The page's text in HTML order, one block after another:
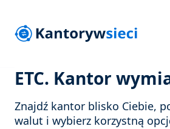
ETC. Kantor
Znajdź kantor blisko Ciebie,
walut i wybierz korzystną